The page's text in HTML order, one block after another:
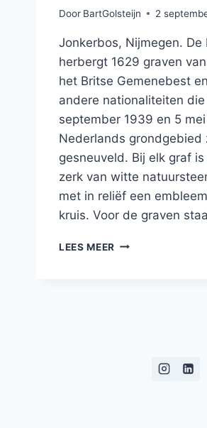
Door BartGolsteijn 2
Jonkerbos, Nijmegen.
herbergt 1629 graven
het Britse Gemenebest
andere nationaliteiten
september 1939 en 5
Nederlands grondgebied
gesneuveld. Bij elk graf
zerk van witte
met in reliëf een
kruis. Voor de graven
LEES MEER THEIR